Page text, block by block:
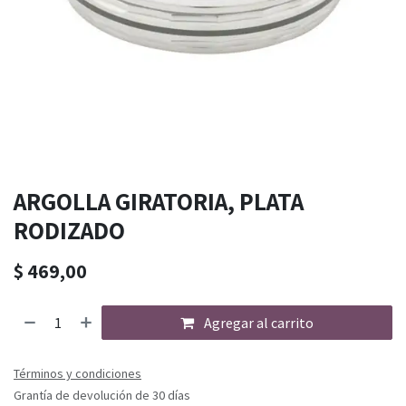
ARGOLLA GIRATORIA, PLATA
RODIZADO
$ 469,00
Agregar al carrito
Términos y condiciones
Grantía de devolución de 30 días